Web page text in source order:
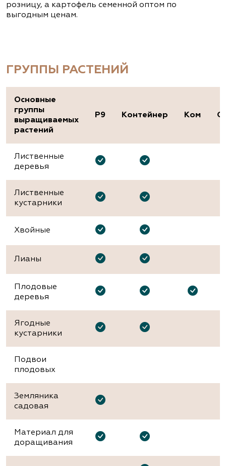
розницу, а картофель семенной оптом по
выгодным ценам.
ГРУППЫ РАСТЕНИЙ
Основные
группы
выращиваемых
растений
P9 Контейнер Ком
Лиственные
деревья
Лиственные
кустарники
Хвойные
Лианы
Плодовые
деревья
Ягодные
кустарники
Подвои
плодовых
Земляника
садовая
Материал для
доращивания